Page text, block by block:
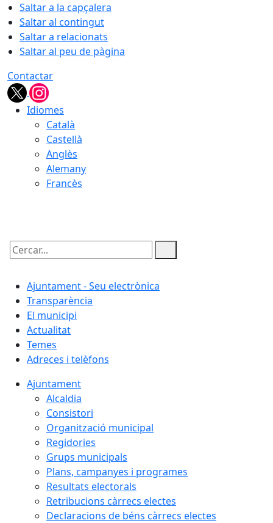
Saltar a la capçalera
Saltar al contingut
Saltar a relacionats
Saltar al peu de pàgina
Contactar
Idiomes
Català
Castellà
Anglès
Alemany
Francès
Cercar:
Ajuntament - Seu electrònica
Transparència
El municipi
Actualitat
Temes
Adreces i telèfons
Ajuntament
Alcaldia
Consistori
Organització municipal
Regidories
Grups municipals
Plans, campanyes i programes
Resultats electorals
Retribucions càrrecs electes
Declaracions de béns càrrecs electes